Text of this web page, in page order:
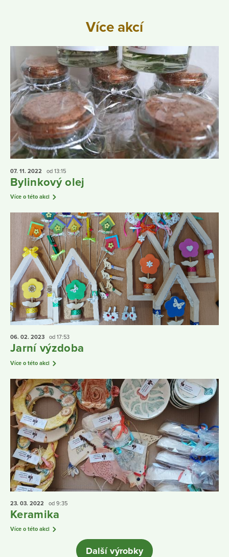
Více akcí
07. 11. 2022 od 13:15
Bylinkový olej
Více o této akci
06. 02. 2023 od 17:53
Jarní výzdoba
Více o této akci
23. 03. 2022 od 9:35
Keramika
Více o této akci
Další výrobky